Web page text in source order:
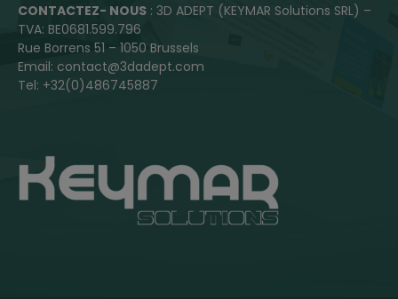
CONTACTEZ- NOUS : 3D ADEPT (KEYMAR Solutions SRL) –
TVA: BE0681.599.796
Rue Borrens 51 – 1050 Brussels
Email: contact@3dadept.com
Tel: +32(0)486745887